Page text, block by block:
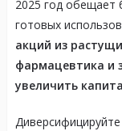
2025 год обещает
готовых
акций из
фармацевтика и
увеличить